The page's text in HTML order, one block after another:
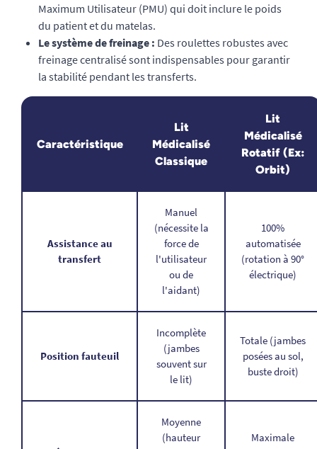
Maximum Utilisateur (PMU) qui doit inclure le poids
du patient et du matelas.
Le système de freinage : Des roulettes robustes avec
freinage centralisé sont indispensables pour garantir
la stabilité pendant les transferts.
Caractéristique
Lit
Médicalisé
Classique
Lit
Médicalisé
Rotatif (Ex:
Orbit)
Assistance au
transfert
Manuel
(nécessite la
force de
l'utilisateur
ou de
l'aidant)
100%
automatisée
(rotation à 90°
électrique)
Position fauteuil
Incomplète
(jambes
souvent sur
le lit)
Totale (jambes
posées au sol,
buste droit)
Moyenne
(hauteur
Maximale